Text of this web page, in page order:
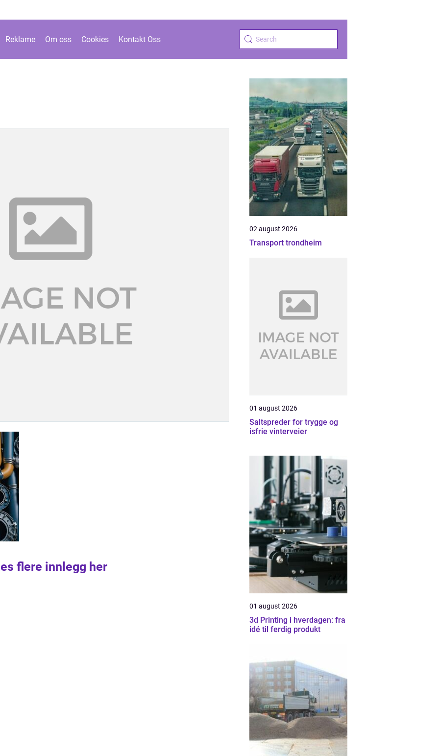
Reklame Om oss Cookies Kontakt Oss
flere innlegg her
02 august 2026
Transport trondheim
01 august 2026
Saltspreder for trygge og
isfrie vinterveier
01 august 2026
3d Printing i hverdagen: fra
idé til ferdig produkt